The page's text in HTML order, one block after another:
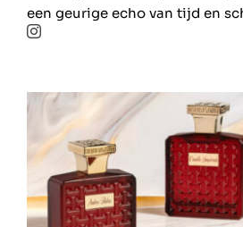
een geurige echo van tijd en